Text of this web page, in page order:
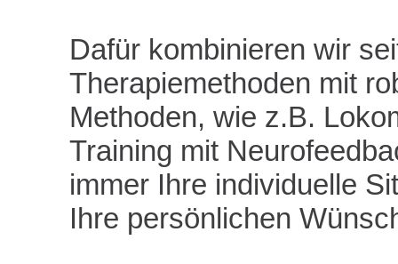
Dafür kombinieren wir
Therapiemethoden mit
Methoden, wie z.B.
Training mit
immer Ihre individuelle
Ihre persönlichen